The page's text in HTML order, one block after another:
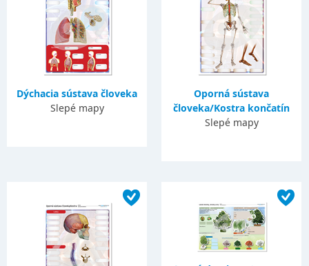
Dýchacia sústava človeka
Slepé mapy
Oporná sústava
človeka/Kostra končatín
Slepé mapy